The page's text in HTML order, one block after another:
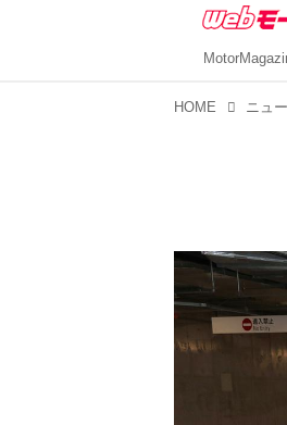
HOME ニュ